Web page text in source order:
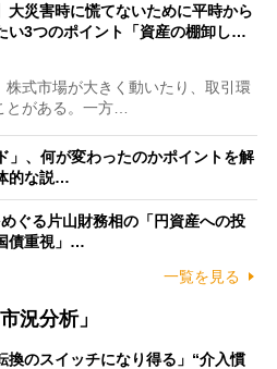
大災害時に慌てないために平時から
い3つのポイント「資産の棚卸し…
式市場が大きく動いたり、取引環
がある。一方…
」、何が変わったのかポイントを解
的な説…
ぐる片山財務相の「円資産への投
債重視」…
一覧を見る
況分析」
換のスイッチになり得る」“介入慣